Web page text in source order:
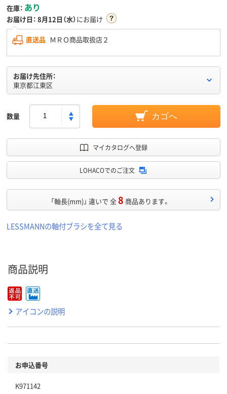
在庫： あり
お届け日： 8月12日（水）にお届け
直送品 ＭＲＯ商品取扱店２
お届け先住所：
東京都江東区
数量 カゴへ
マイカタログへ登録
LOHACOでのご注文
「軸長(mm)」 違いで 全8 商品あります。
LESSMANNの軸付ブラシを全て見る
商品説明
アイコンの説明
お申込番号
K971142